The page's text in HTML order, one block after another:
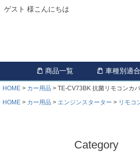
ゲスト 様こんにちは
商品一覧 車種別適
HOME カー用品
TE-CV73BK 抗菌リモコンカ
HOME
カー用品 エンジンスターター リモコ
Category